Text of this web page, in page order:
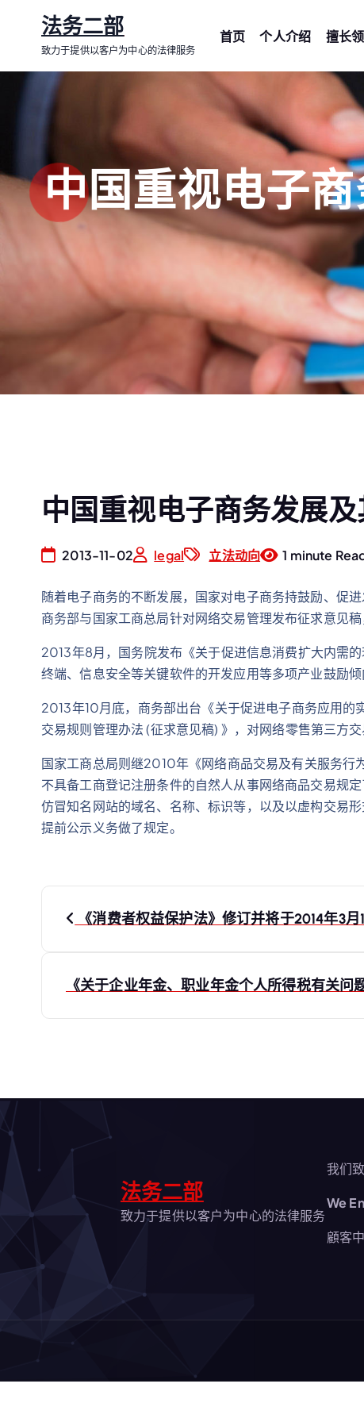
内
法务二部
致力于提供以客户为中心的法律服务
首页 个人介绍 擅长
中国重视电子
中国重视电子商务发展
2013-11-02 legal 立法动向 1 minute
随着电子商务的不断发展，国家对电子商务持鼓励、促
商务部与国家工商总局针对网络交易管理发布征求意见稿
2013年8月，国务院发布《关于促进信息消费扩大内需
终端、信息安全等关键软件的开发应用等多项产业鼓励
2013年10月底，商务部出台《关于促进电子商务应用
交易规则管理办法 (征求意见稿) 》，对网络零售第三方
国家工商总局则继2010年《网络商品交易及有关服务
不具备工商登记注册条件的自然人从事网络商品交易规
仿冒知名网站的域名、名称、标识等，以及以虚构交易
提前公示义务做了规定。
文
导
《消费者权益保护法》修订并将于2014年3月
《关于企业年金、职业年金个人所得税有关问
法务二部
致力于提供以客户为中心的法律服务
我们
We
顧客